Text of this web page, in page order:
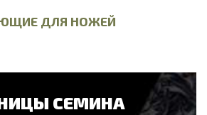
ДЛЯ НОЖЕЙ
СЕМИНА